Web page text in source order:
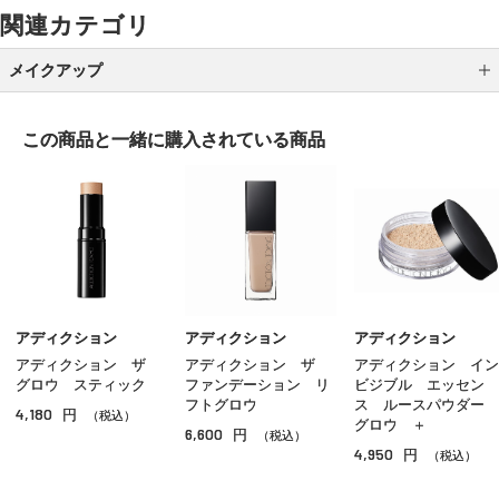
関連カテゴリ
メイクアップ
アイブロウ
グロス
チーク
シェーディング・ハイライト
この商品と一緒に購入されている商品
アディクション
アディクション ザ
グロウ スティック
4,180 円 （税込）
アディクション
アディクション ザ
ファンデーション リ
フトグロウ
6,600 円 （税込）
アディクション
アディクション イン
ビジブル エッセン
ス ルースパウダー
グロウ ＋
4,950 円 （税込）